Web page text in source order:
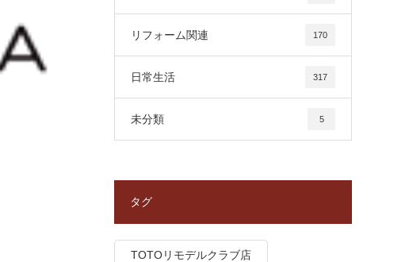
リフォーム関連 170
日常生活 317
未分類 5
タグ
TOTOリモデルクラブ店